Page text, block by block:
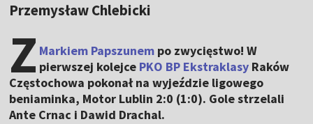
Przemysław Chlebicki
Z Markiem Papszunem po zwycięstwo! W
pierwszej kolejce PKO BP Ekstraklasy Raków
Częstochowa pokonał na wyjeździe ligowego
beniaminka, Motor Lublin 2:0 (1:0). Gole strzelali
Ante Crnac i Dawid Drachal.